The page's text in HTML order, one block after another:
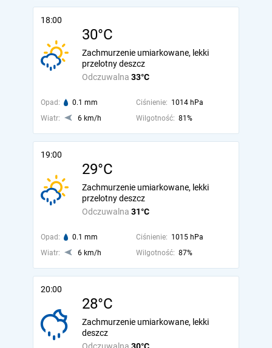
18:00
30°C
Odczuwalna 33°C
Zachmurzenie umiarkowane, lekki
przelotny deszcz
Opad: 0.1 mm Ciśnienie: 1014 hPa
Wiatr:
6 km/h Wilgotność: 81%
19:00
29°C
Odczuwalna 31°C
Zachmurzenie umiarkowane, lekki
przelotny deszcz
Opad: 0.1 mm Ciśnienie: 1015 hPa
Wiatr:
6 km/h Wilgotność: 87%
20:00
28°C
Zachmurzenie umiarkowane, lekki
deszcz